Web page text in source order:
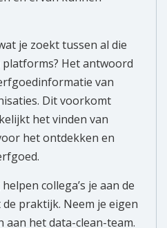
je zoekt tussen al die
Het antwoord
van
Dit voorkomt
het vinden van
het ontdekken en
collega’s je aan de
praktijk. Neem je eigen
aan het data-clean-team.